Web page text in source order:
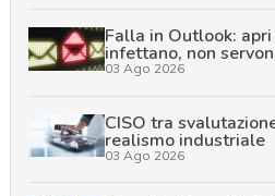
Falla in Outlook: apri
infettano, non
03 Ago 2026
CISO tra
realismo industriale
03 Ago 2026